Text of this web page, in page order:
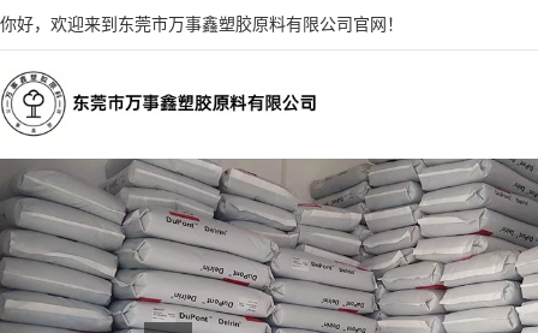
你好，欢迎来到东莞市万事鑫塑胶原料有限公司官网！